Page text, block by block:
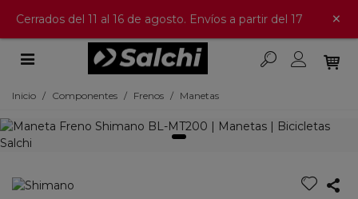
Cerrados del 11 al 16 de agosto. Envíos a partir del 17 ×
Inicio / Componentes / Frenos / Manetas